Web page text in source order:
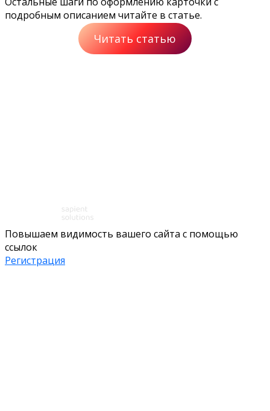
подробным описанием читайте в статье.
Читать статью
Повышаем видимость вашего сайта с помощью
ссылок
Регистрация